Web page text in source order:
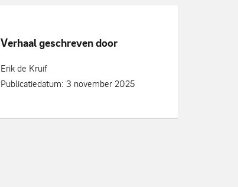
Verhaal geschreven door
Erik de Kruif
Publicatiedatum: 3 november 2025